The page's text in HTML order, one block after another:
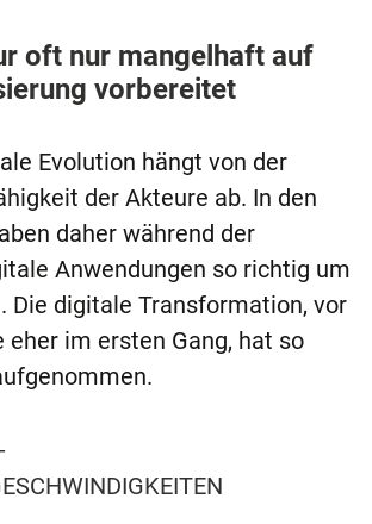
oft nur mangelhaft auf
vorbereitet
Evolution hängt von der
der Akteure ab. In den
daher während der
Anwendungen so richtig um
Die digitale Transformation, vor
eher im ersten Gang, hat so